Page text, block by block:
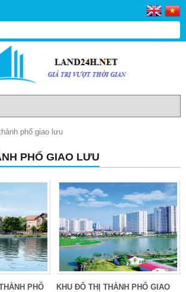
phố giao lưu
PHỐ GIAO LƯU
PHỐ
KHU ĐÔ THỊ THÀNH PHỐ GIAO